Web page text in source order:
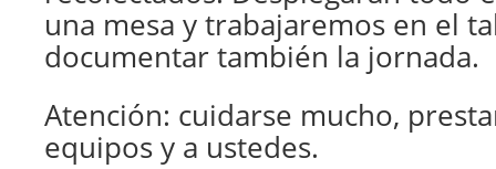
una mesa y trabajaremos en el
documentar también la jornada.
Atención: cuidarse mucho,
equipos y a ustedes.